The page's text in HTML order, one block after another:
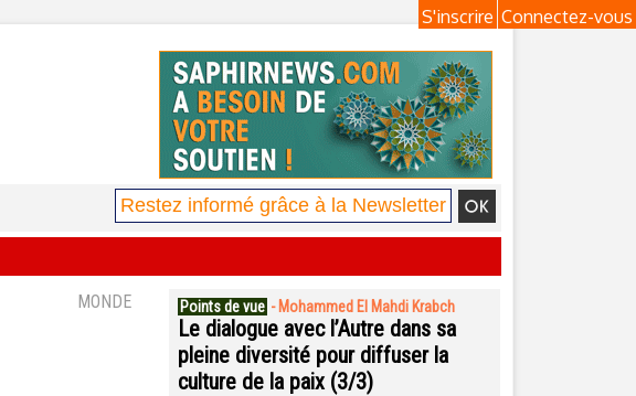
Connectez-vous
S'inscrire
MONDE Points de vue - Mohammed El Mahdi Krabch
Le dialogue avec l’Autre dans sa
pleine diversité pour diffuser la
culture de la paix (3/3)